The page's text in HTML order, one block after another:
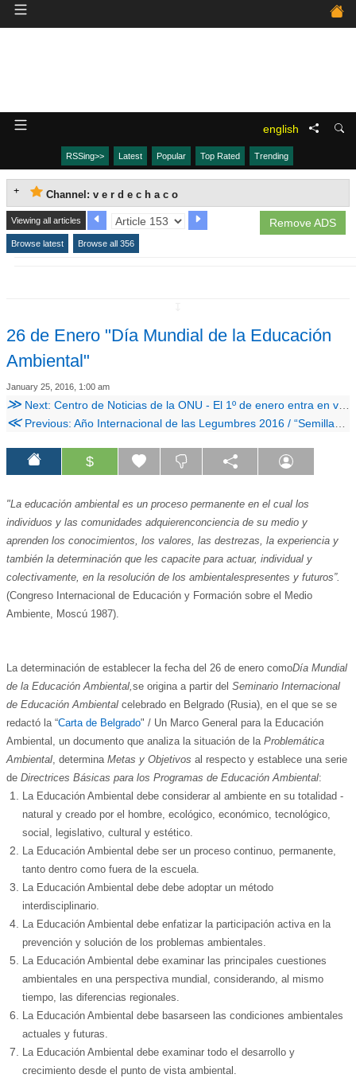
english
RSSing>> Latest Popular Top Rated Trending
Channel: v e r d e c h a c o
Remove ADS
Viewing all articles
Browse latest Browse all 356
26 de Enero "Día Mundial de la Educación
Ambiental"
January 25, 2016, 1:00 am
≫ Next: Centro de Noticias de la ONU - El 1º de enero entra en vigor la nueva Agenda de Desarrollo Sostenible
≪Previous: Año Internacional de las Legumbres 2016 / “Semillas nutritivas para un mundo sostenible”
$
"La educación ambiental es un proceso permanente en el cual los
individuos y las comunidades adquierenconciencia de su medio y
aprenden los conocimientos, los valores, las destrezas, la experiencia y
también la determinación que les capacite para actuar, individual y
colectivamente, en la resolución de los ambientalespresentes y futuros”.
(Congreso Internacional de Educación y Formación sobre el Medio
Ambiente, Moscú 1987).
L a determinación de establecer la fecha del 26 de enero comoDía Mundial
de la Educación Ambiental, se origina a partir del Seminario Internacional
de Educación Ambiental celebrado en Belgrado (Rusia), en el que se se
redactó la “Carta de Belgrado" / Un Marco General para la Educación
Ambiental , un documento que analiza la situación de la Problemática
Ambiental , determina Metas y Objetivos al respecto y establece una serie
de Directrices Básicas para los Programas de Educación Ambiental:
La Educación Ambiental debe considerar al ambiente en su totalidad -
natural y creado por el hombre, ecológico, económico, tecnológico,
social, legislativo, cultural y estético.
La Educación Ambiental debe ser un proceso continuo, permanente,
tanto dentro como fuera de la escuela.
La Educación Ambiental debe debe adoptar un método
interdisciplinario.
La Educación Ambiental debe enfatizar la participación activa en la
prevención y solución de los problemas ambientales.
La Educación Ambiental debe examinar las principales cuestiones
ambientales en una perspectiva mundial, considerando, al mismo
tiempo, las diferencias regionales.
La Educación Ambiental debe basarseen las condiciones ambientales
actuales y futuras.
La Educación Ambiental debe examinar todo el desarrollo y
crecimiento desde el punto de vista ambiental.